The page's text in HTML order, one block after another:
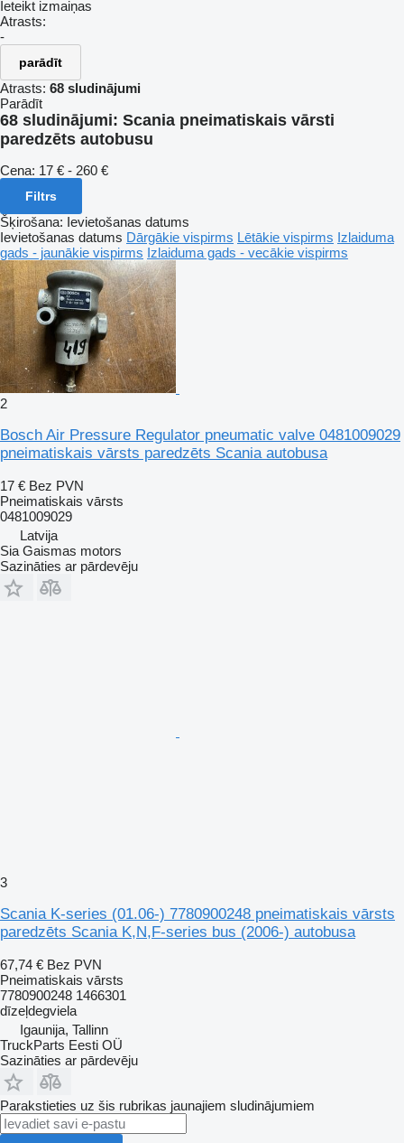
Ieteikt izmaiņas
Atrasts:
-
parādīt
Atrasts: 68 sludinājumi
Parādīt
68 sludinājumi: Scania pneimatiskais vārsti
paredzēts autobusu
Cena: 17 € - 260 €
Filtrs
Šķirošana: Ievietošanas datums
Ievietošanas datums Dārgākie vispirms Lētākie vispirms Izlaiduma
gads - jaunākie vispirms Izlaiduma gads - vecākie vispirms
2
Bosch Air Pressure Regulator pneumatic valve 0481009029
pneimatiskais vārsts paredzēts Scania autobusa
17 € Bez PVN
Pneimatiskais vārsts
0481009029
Latvija
Sia Gaismas motors
Sazināties ar pārdevēju
3
Scania K-series (01.06-) 7780900248 pneimatiskais vārsts
paredzēts Scania K,N,F-series bus (2006-) autobusa
67,74 € Bez PVN
Pneimatiskais vārsts
7780900248 1466301
dīzeļdegviela
Igaunija, Tallinn
TruckParts Eesti OÜ
Sazināties ar pārdevēju
Parakstieties uz šis rubrikas jaunajiem sludinājumiem